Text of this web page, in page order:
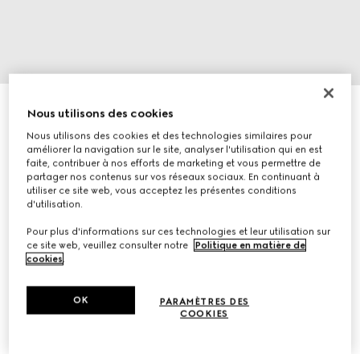
1/4
Chaîne avec détail GG enlacés
€ 400
Déclinaisonscuir marron
Nous utilisons des cookies
Nous utilisons des cookies et des technologies similaires pour
améliorer la navigation sur le site, analyser l'utilisation qui en est
faite, contribuer à nos efforts de marketing et vous permettre de
partager nos contenus sur vos réseaux sociaux. En continuant à
utiliser ce site web, vous acceptez les présentes conditions
d'utilisation.
Pour plus d'informations sur ces technologies et leur utilisation sur
ce site web, veuillez consulter notre
Politique en matière de
cookies.
PARAMÈTRES DES
COOKIES
OK